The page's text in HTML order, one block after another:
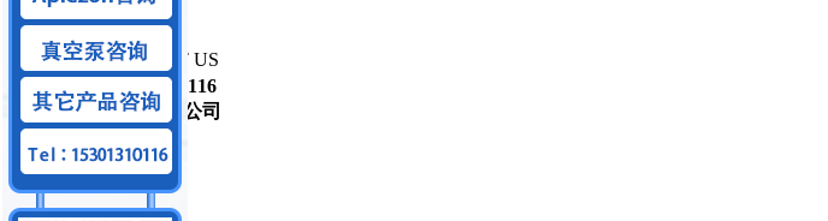
HDMI真空馈通
联系我们/ CONTACT US
咨询电话
15301310116
北京麦迪森科技有限公司
手机：15301310116
微信：15301310116